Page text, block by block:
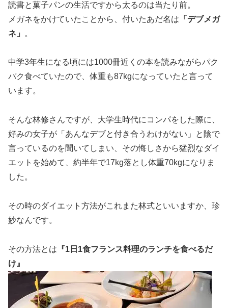
読書と菓子パンの生活ですから太るのは当たり前。
メガネをかけていたことから、付いたあだ名は 「デブメガ
ネ」
。
中学3年生になる頃には1000冊近くの本を読みながらパク
パク食べていたので、 体重も87kgになっていたと言って
います。
そんな林修さんですが、大学生時代にコンパをした際に、
好みの女子が「あんなデブと付き合うわけがない」と陰で
言っているのを聞いてしまい、その悔しさから猛烈なダイ
エットを始めて、 約半年で17kg落とし体重70kgになりま
した。
その時のダイエット方法がこれまた林式といいますか、珍
妙なんです。
その方法とは 『1日1食フランス料理のランチを食べるだ
け』